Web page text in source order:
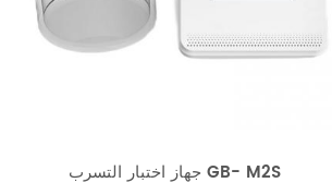
جهاز اختبار التسرب GB- M2S